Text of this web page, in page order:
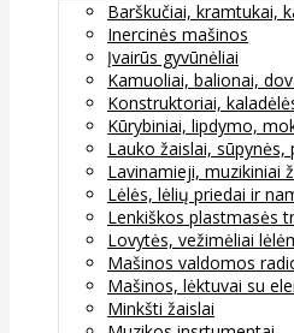
Barškučiai, kramtukai,
Inercinės mašinos
Įvairūs gyvūnėliai
Kamuoliai, balionai,
Konstruktoriai,
Kūrybiniai, lipdymo,
Lauko žaislai, sūpynės,
Lavinamieji, muzikiniai
Lėlės, lėlių priedai ir
Lenkiškos plastmasės
Lovytės, vežimėliai
Mašinos valdomos
Mašinos, lėktuvai su
Minkšti žaislai